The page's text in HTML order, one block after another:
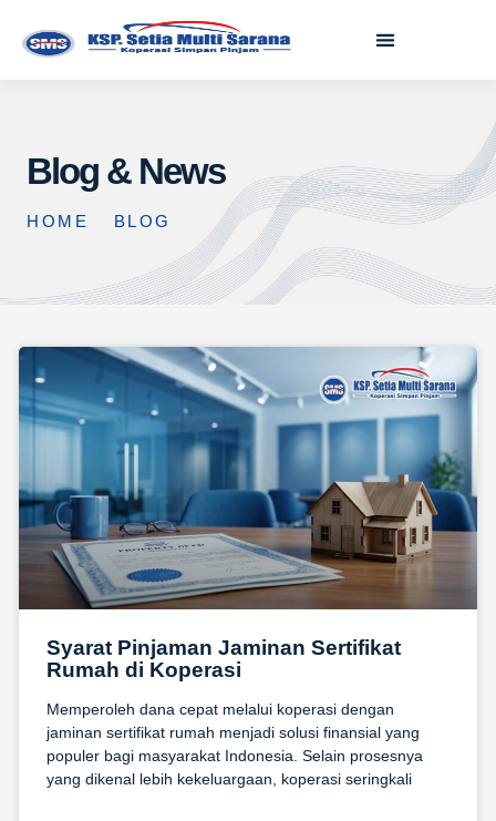
Blog & News
HOME BLOG
Syarat Pinjaman Jaminan Sertifikat
Rumah di Koperasi
Memperoleh dana cepat melalui koperasi dengan
jaminan sertifikat rumah menjadi solusi finansial yang
populer bagi masyarakat Indonesia. Selain prosesnya
yang dikenal lebih kekeluargaan, koperasi seringkali